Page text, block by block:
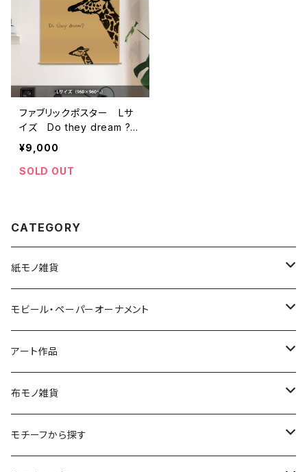
ファブリックポスター Lサ
イズ Do they dream ?
”キリン” （960×960m
¥9,000
SOLD OUT
CATEGORY
紙モノ雑貨
切り絵グリーティングカード
LED用ペーパーシェード
ポストカード
モビール・ペーパーオーナメント
モビール
ペーパーオーナメント
アート作品
ポスター
kuusou-kitte（空想切手・フレーム付）
布モノ雑貨
ファブリックポスター
モチーフから探す